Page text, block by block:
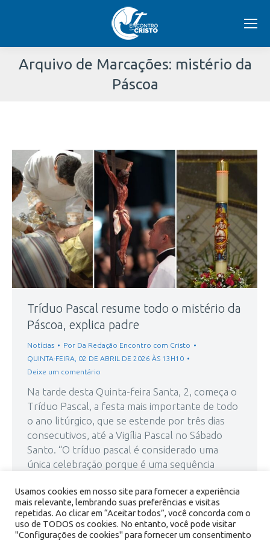
Arquivo de Marcações: mistério da
Páscoa
aqui:
Tríduo Pascal resume todo o mistério da
Páscoa, explica padre
Notícias Por Da Redação Encontro com Cristo
QUINTA-FEIRA, 02 DE ABRIL DE 2026 ÀS 13H10
Deixe um comentário
Na tarde desta Quinta-feira Santa, 2, começa o
Tríduo Pascal, a festa mais importante de todo
o ano litúrgico, que se estende por três dias
consecutivos, até a Vigília Pascal no Sábado
Santo. “O tríduo pascal é considerado uma
única celebração porque é uma sequência
Ressurreição de Jesus…
Usamos cookies em nosso site para fornecer a experiência
mais relevante, lembrando suas preferências e visitas
repetidas. Ao clicar em “Aceitar todos”, você concorda com o
uso de TODOS os cookies. No entanto, você pode visitar
"Configurações de cookies" para fornecer um consentimento